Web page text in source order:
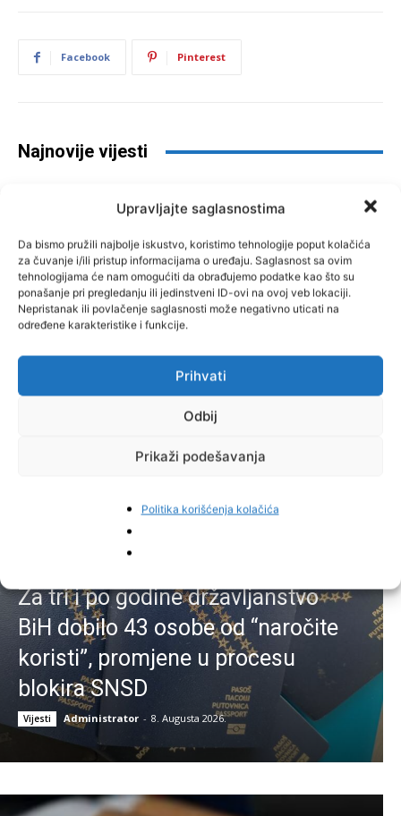
Upravljajte saglasnostima
Da bismo pružili najbolje iskustvo, koristimo tehnologije poput kolačića
za čuvanje i/ili pristup informacijama o uređaju. Saglasnost sa ovim
tehnologijama će nam omogućiti da obrađujemo podatke kao što su
ponašanje pri pregledanju ili jedinstveni ID-ovi na ovoj veb lokaciji.
Nepristanak ili povlačenje saglasnosti može negativno uticati na
određene karakteristike i funkcije.
Prihvati
Odbij
Prikaži podešavanja
Politika korišćenja kolačića
Facebook Pinterest
Najnovije vijesti
CIK BiH ovjerio liste za
kompenzacijske mandate:
Odobrena 773 kandidata,
uvedene i nove sigurnosne mjere
8. Augusta 2026.
Za tri i po godine državljanstvo
BiH dobilo 43 osobe od “naročite
koristi”, promjene u procesu
blokira SNSD
Vijesti Administrator - 8. Augusta 2026.